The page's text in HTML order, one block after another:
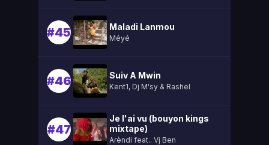
#45 Maladi Lanmou
Méyé
#46 Suiv A Mwin
Kent1, Dj M'sy & Rashel
#47
Je l'ai vu (bouyon kings
mixtape)
Arèndi feat.. Vj Ben